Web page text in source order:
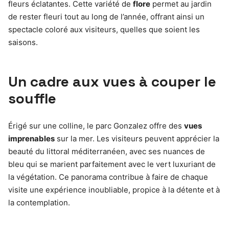
fleurs éclatantes. Cette variété de flore permet au jardin
de rester fleuri tout au long de l’année, offrant ainsi un
spectacle coloré aux visiteurs, quelles que soient les
saisons.
Un cadre aux vues à couper le
souffle
Érigé sur une colline, le parc Gonzalez offre des vues
imprenables sur la mer. Les visiteurs peuvent apprécier la
beauté du littoral méditerranéen, avec ses nuances de
bleu qui se marient parfaitement avec le vert luxuriant de
la végétation. Ce panorama contribue à faire de chaque
visite une expérience inoubliable, propice à la détente et à
la contemplation.